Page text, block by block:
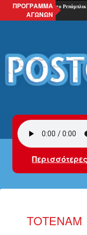
ΠΡΟΓΡΑΜΜΑ
ΑΓΩΝΩΝ
ΤΌΤΕΝΑΜ